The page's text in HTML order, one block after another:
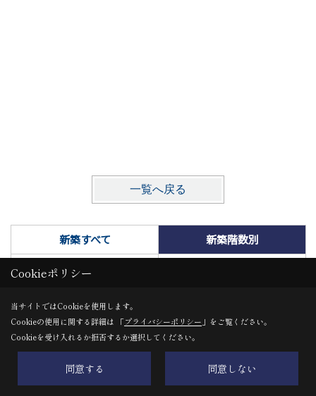
一覧へ戻る
新築すべて
新築階数別
新築特徴別
リノベーション
２階建て 平屋建て
Cookieポリシー
当サイトではCookieを使用します。
Cookieの使用に関する詳細は 「プライバシーポリシー 」をご覧ください。
Cookieを受け入れるか拒否するか選択してください。
同意する 同意しない